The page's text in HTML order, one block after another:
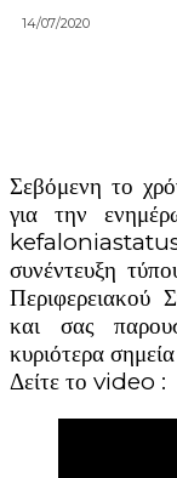
14/07/2020
Σεβόμενη το
για την
συνέντευξη
και σας
κυριότερα
Δείτε το video :